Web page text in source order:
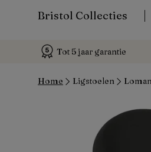
Bristol Collecties
Tot 5 jaar garantie
Home Ligstoelen